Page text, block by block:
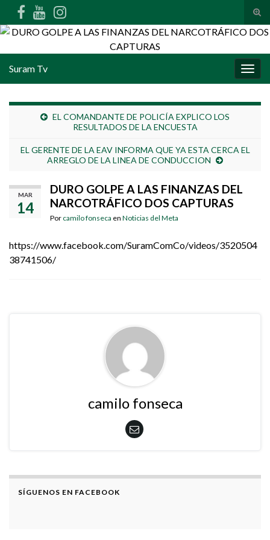
Search for:
Suram Tv
EL COMANDANTE DE POLICÍA EXPLICO LOS
RESULTADOS DE LA ENCUESTA
EL GERENTE DE LA EAV INFORMA QUE YA ESTA CERCA EL
ARREGLO DE LA LINEA DE CONDUCCION
MAR
14
DURO GOLPE A LAS FINANZAS DEL
NARCOTRÁFICO DOS CAPTURAS
Por camilo fonseca en Noticias del Meta
https://www.facebook.com/SuramComCo/videos/3520504
38741506/
camilo fonseca
SÍGUENOS EN FACEBOOK